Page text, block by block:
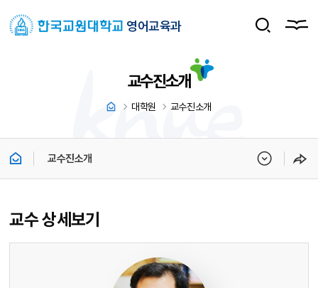
영어교육과
교수진소개
대학원 교수진소개
교수진소개
교수 상세보기